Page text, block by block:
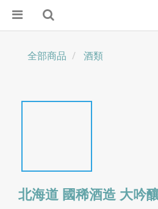
全部商品 酒類
北海道 國稀酒造 大吟